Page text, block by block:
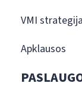
VMI strategija
Apklausos